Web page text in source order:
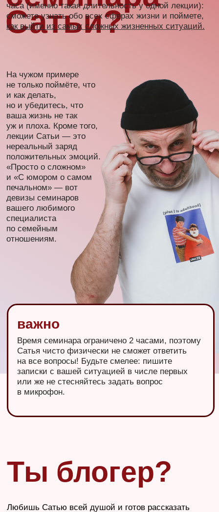
сатья в вашем
городе
сатья в вашем
городе
Купить билет на 10 декабря
Лучше один раз увидеть, с какими эмоциями
люди выходят после семинаров Сатьи, чем
100 раз прочитать.
Еще не купили билет? Аж сюда дочитали? Скорее
заказывайте, места же не резиновые!
Отзывы
о семинарах
Уже, заказываю Сатья